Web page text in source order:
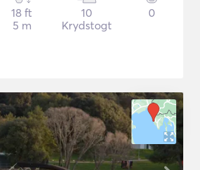
18 ft
5 m
10
Krydstogt
0